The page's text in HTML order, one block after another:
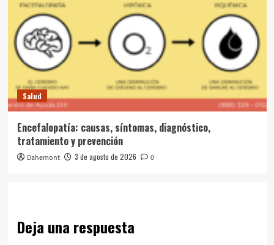
Salud
Encefalopatía: causas, síntomas, diagnóstico,
tratamiento y prevención
Dahemont 3 de agosto de 2026 0
Deja una respuesta